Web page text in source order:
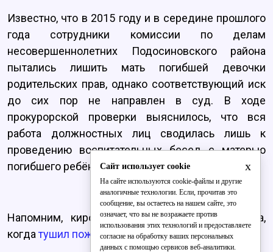
Известно, что в 2015 году и в середине прошлого
года сотрудники комиссии по делам
несовершеннолетних Подосиновского района
пытались лишить мать погибшей девочки
родительских прав, однако соответствующий иск
до сих пор не направлен в суд. В ходе
прокурорской проверки выяснилось, что вся
работа должностных лиц сводилась лишь к
проведению воспитательных бесед с матерью
погибшего ребёнка.
Напомним, кировчанин упал с третьего этажа,
когдатушил пожар на балконе соседа.
x
Сайт использует cookie
На сайте используются cookie-файлы и другие
аналогичные технологии. Если, прочитав это
сообщение, вы остаетесь на нашем сайте, это
означает, что вы не возражаете против
использования этих технологий и предоставляете
согласие на обработку ваших персональных
данных с помощью сервисов веб-аналитики.